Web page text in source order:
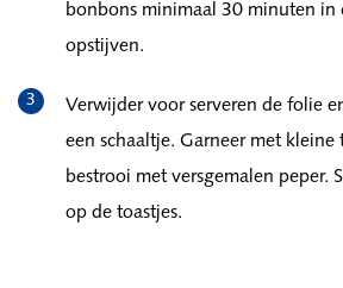
bonbons minimaal 30 minuten in
opstijven.
Verwijder voor serveren de folie
een schaaltje. Garneer met kleine
bestrooi met versgemalen peper.
op de toastjes.